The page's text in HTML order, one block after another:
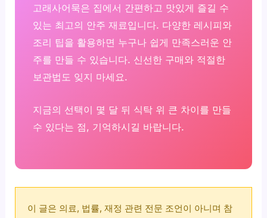
고래사어묵은 집에서 간편하고 맛있게 즐길 수
있는 최고의 안주 재료입니다. 다양한 레시피와
조리 팁을 활용하면 누구나 쉽게 만족스러운 안
주를 만들 수 있습니다. 신선한 구매와 적절한
보관법도 잊지 마세요.
지금의 선택이 몇 달 뒤 식탁 위 큰 차이를 만들
수 있다는 점, 기억하시길 바랍니다.
이 글은 의료, 법률, 재정 관련 전문 조언이 아니며 참